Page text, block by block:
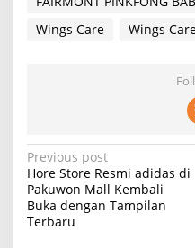
Wings Care
Wings
P
o
s
Previous post
Hore Store Resmi adidas di
Pakuwon Mall Kembali
Buka dengan Tampilan
Terbaru